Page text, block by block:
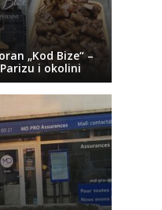
„Kod Bize“ –
i okolini